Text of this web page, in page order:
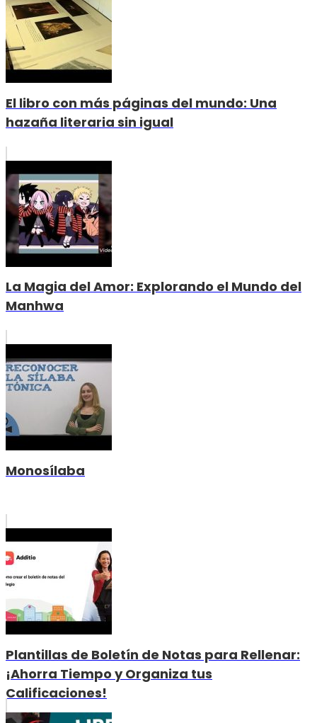
El libro con más páginas del mundo: Una
hazaña literaria sin igual
La Magia del Amor: Explorando el Mundo del
Manhwa
Monosílaba
Plantillas de Boletín de Notas para Rellenar:
¡Ahorra Tiempo y Organiza tus
Calificaciones!